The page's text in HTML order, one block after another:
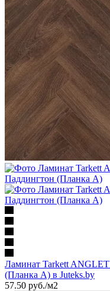
Ламинат Tarkett
(Планка А) в Juteks.by
57.50 руб./м2